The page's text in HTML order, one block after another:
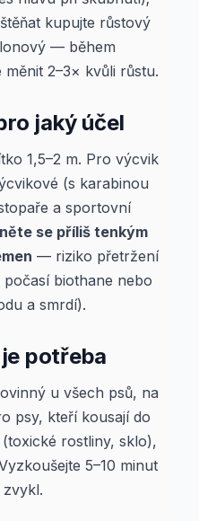
kupujte růstový
— během
2–3× kvůli růstu.
jaký účel
1,5–2 m. Pro výcvik
(s karabinou
a sportovní
se příliš tenkým
— riziko přetržení
biothane nebo
a smrdí).
potřeba
u všech psů, na
psy, kteří kousají do
rostliny, sklo),
5–10 minut
zvykl.